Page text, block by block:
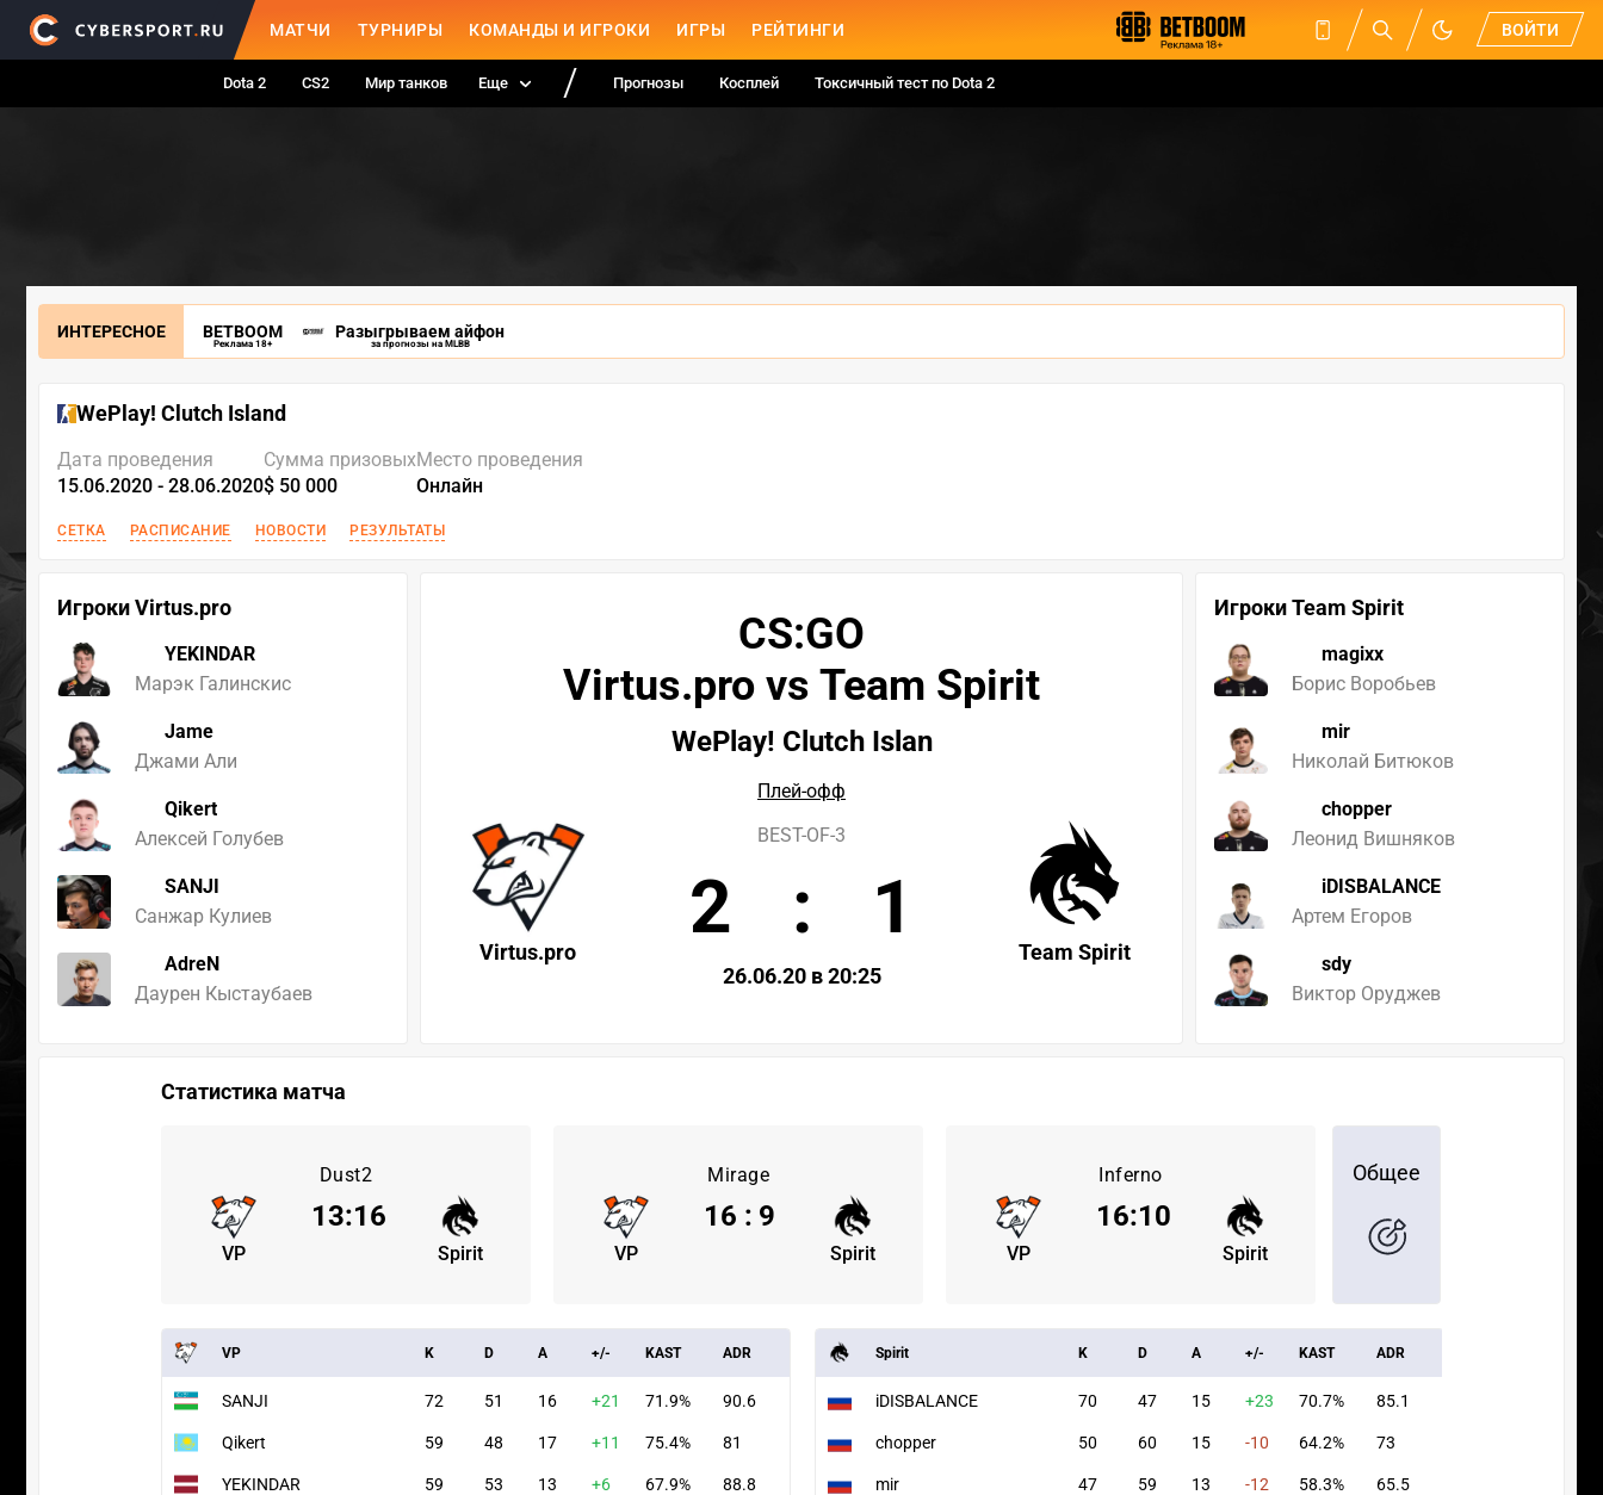
МАТЧИ ТУРНИРЫ КОМАНДЫ И ИГРОКИ ИГРЫ РЕЙТИНГИ ВОЙТИ
Dota 2 CS2 Мир танков Еще Прогнозы Косплей Токсичный тест по Dota 2
ИНТЕРЕСНОЕ BETBOOM
Реклама 18+
Разыгрываем айфон
за прогнозы на MLBB
WePlay! Clutch Island
Дата проведения
15.06.2020 - 28.06.2020
Сумма призовых
$ 50 000
Место проведения
Онлайн
СЕТКА РАСПИСАНИЕ НОВОСТИ РЕЗУЛЬТАТЫ
Игроки Virtus.pro
YEKINDAR
Марэк Галинскис
Jame
Джами Али
Qikert
Алексей Голубев
SANJI
Санжар Кулиев
AdreN
Даурен Кыстаубаев
Игроки Team Spirit
magixx
Борис Воробьев
mir
Николай Битюков
chopper
Леонид Вишняков
iDISBALANCE
Артем Егоров
sdy
Виктор Оруджев
CS:GO
Virtus.pro vs Team Spirit
WePlay! Clutch Islan
Плей-офф
Virtus.pro Team Spirit
BEST-OF-3
2 : 1
26.06.20 в 20:25
Статистика матча
Dust2
VP Spirit
13:16
Mirage
VP Spirit
16 : 9
Inferno
VP Spirit
16:10
Общее
VP K D A +/- KAST ADR
SANJI 72 51 16 +21 71.9% 90.6
Qikert 59 48 17 +11 75.4% 81
YEKINDAR 59 53 13 +6 67.9% 88.8
Spirit K D A +/- KAST ADR
iDISBALANCE 70 47 15 +23 70.7% 85.1
chopper 50 60 15 -10 64.2% 73
mir 47 59 13 -12 58.3% 65.5